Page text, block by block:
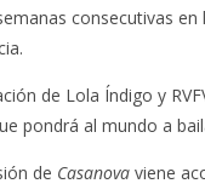
consecutivas
de Lola Índigo y
pondrá al mundo a
de Casanova viene